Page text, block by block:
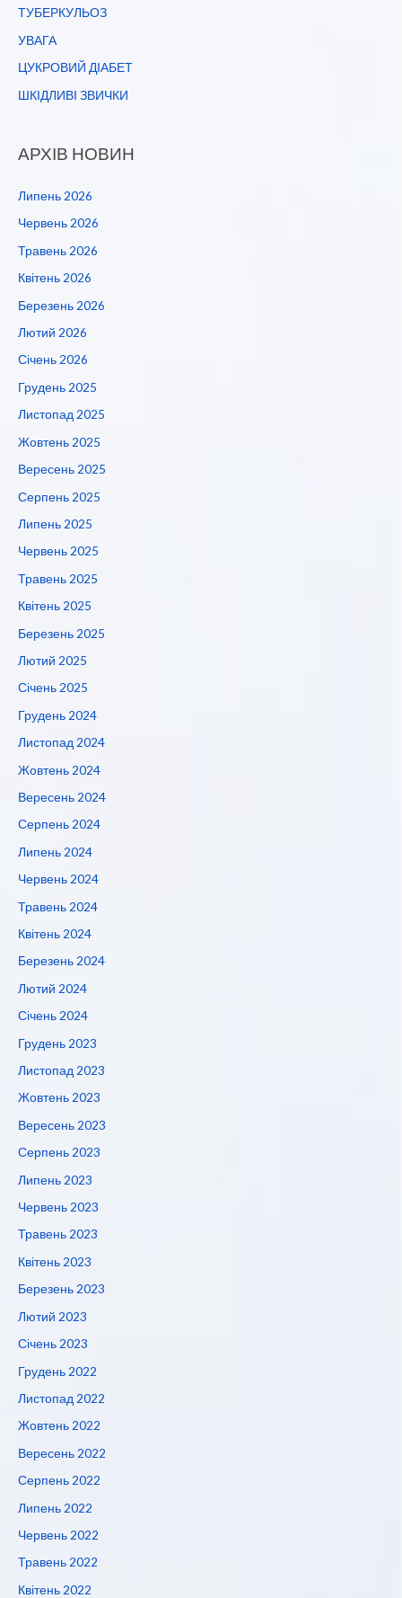
ТУБЕРКУЛЬОЗ
УВАГА
ЦУКРОВИЙ ДІАБЕТ
ШКІДЛИВІ ЗВИЧКИ
АРХІВ НОВИН
Липень 2026
Червень 2026
Травень 2026
Квітень 2026
Березень 2026
Лютий 2026
Січень 2026
Грудень 2025
Листопад 2025
Жовтень 2025
Вересень 2025
Серпень 2025
Липень 2025
Червень 2025
Травень 2025
Квітень 2025
Березень 2025
Лютий 2025
Січень 2025
Грудень 2024
Листопад 2024
Жовтень 2024
Вересень 2024
Серпень 2024
Липень 2024
Червень 2024
Травень 2024
Квітень 2024
Березень 2024
Лютий 2024
Січень 2024
Грудень 2023
Листопад 2023
Жовтень 2023
Вересень 2023
Серпень 2023
Липень 2023
Червень 2023
Травень 2023
Квітень 2023
Березень 2023
Лютий 2023
Січень 2023
Грудень 2022
Листопад 2022
Жовтень 2022
Вересень 2022
Серпень 2022
Липень 2022
Червень 2022
Травень 2022
Квітень 2022